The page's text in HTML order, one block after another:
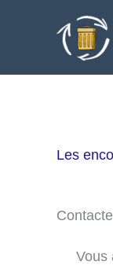
Les
Vous